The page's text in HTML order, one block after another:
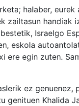
halaber,
zailtasun handiak
Israelgo
eskola
ere egin zuten.
ez
Khalida